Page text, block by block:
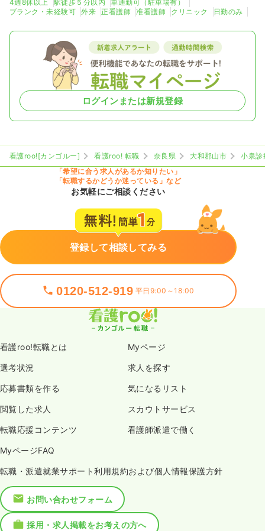
4週8休以上 駅徒歩５分以内
車通勤可（駐車場有）
ブランク・未経験可
外来 正看護師 准看護師 クリニック 日勤のみ
ログインまたは新規登録
看護roo![カンゴルー] 看護roo! 転職 奈良県 大和郡山市
小泉診
「希望に合う求人があるか知りたい」
「転職するかどうか迷っている」など
お気軽にご相談ください
登録して相談してみる
0120-512-919 平日9:00～18:00
看護roo!転職とは Myページ
選考状況 求人を探す
応募書類を作る 気になるリスト
閲覧した求人 スカウトサービス
転職応援コンテンツ 看護師派遣で働く
MyページFAQ
転職・派遣就業サポート利用規約および個人情報保護方針
お問い合わせフォーム
採用・求人掲載をお考えの方へ